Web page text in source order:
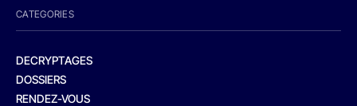
CATEGORIES
DECRYPTAGES
DOSSIERS
RENDEZ-VOUS